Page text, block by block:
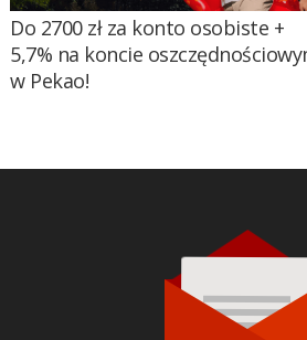
Do 2700 zł za konto osobiste +
5,7% na koncie
w Pekao!